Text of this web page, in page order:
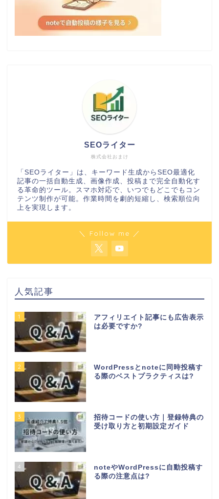
株式会社おまけ
SEOライター
「SEOライター」は、キーワード生成からSEO最適化
記事の一括自動生成、画像作成、投稿まで完全自動化す
る革命的ツール。スマホ対応で、いつでもどこでもコン
テンツ制作が可能。作業時間を劇的短縮し、検索順位向
上を実現します。
＼ Follow me ／
人気記事
1
アフィリエイト記事にも広告表示
は必要ですか?
2
WordPressとnoteに同時投稿す
る際のベストプラクティスは?
3
招待コードの使い方｜登録特典の
受け取り方と初期設定ガイド
4
noteやWordPressに自動投稿す
る際の注意点は?